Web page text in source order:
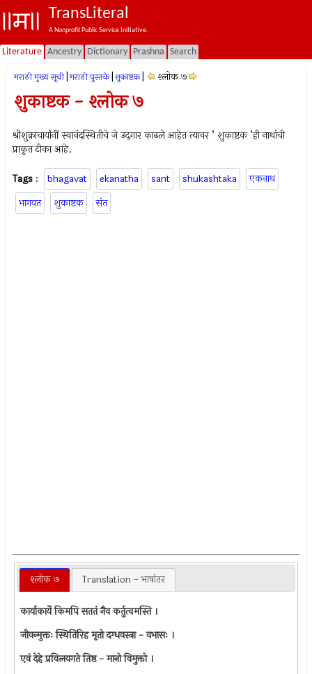
TransLiteral
A Nonprofit Public Service Initiative.
Literature Ancestry Dictionary Prashna Search
मराठी मुख्य सूची मराठी पुस्तके शुकाष्टक श्लोक ७
शुकाष्टक - श्लोक ७
श्रीशुक्राचार्यांनीं स्वानंदस्थितीचे जे उद्‍गार काढले आहेत त्यावर ’ शुकाष्टक ’ही नाथांची
प्राकृत टीका आहे.
Tags : bhagavat ekanatha sant shukashtaka
एकनाथ
भागवत
शुकाष्टक संत
श्लोक ७ Translation - भाषांतर
कार्याकार्ये किमपि सततं नैव कर्तुत्वमस्ति ।
जीवन्मुक्तः स्थितिरिह मृतो दग्धवस्त्रा - वभासः ।
एवं देहे प्रविलयगते तिष्ठ - मानो विमुक्तो ।